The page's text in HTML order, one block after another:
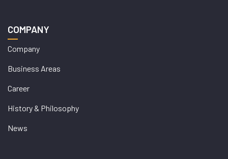
COMPANY
Company
Business Areas
Career
History & Philosophy
News